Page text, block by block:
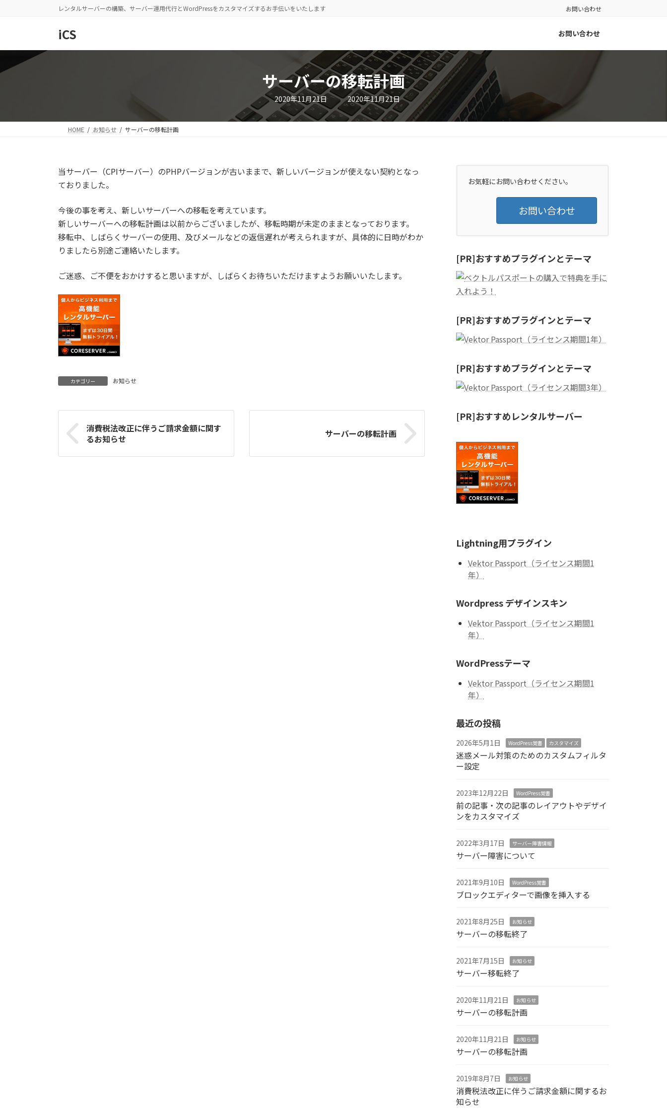
ツ
ス
シ
ン
レンタルサーバーの構築、サーバー運用代行とWordPressをカスタマイズするお手伝いをいたします お問い合わせ
iCS お問い合わせ
サーバーの移転計画
2020年11月21日 最
終
更
新
2020年11月21日
HOME お知らせ サーバーの移転計画
当サーバー（CPIサーバー）のPHPバージョンが古いままで、新しいバージョンが使えない契約となっ
ておりました。
今後の事を考え、新しいサーバーへの移転を考えています。
新しいサーバーへの移転計画は以前からございましたが、移転時期が未定のままとなっております。
移転中、しばらくサーバーの使用、及びメールなどの返信遅れが考えられますが、具体的に日時がわか
りましたら別途ご連絡いたします。
ご迷惑、ご不便をおかけすると思いますが、しばらくお待ちいただけますようお願いいたします。
カテゴリー お知らせ
消費税法改正に伴うご請求金額に関す
るお知らせ
サーバーの移転計画
お気軽にお問い合わせください。
お問い合わせ
[PR]おすすめプラグインとテーマ
[PR]おすすめプラグインとテーマ
[PR]おすすめプラグインとテーマ
[PR]おすすめレンタルサーバー
Lightning用プラグイン
Vektor Passport（ライセンス期間1
年）
Wordpress デザインスキン
Vektor Passport（ライセンス期間1
年）
WordPressテーマ
Vektor Passport（ライセンス期間1
年）
最近の投稿
2026年5月1日 WordPress覚書 カスタマイズ
迷惑メール対策のためのカスタムフィルタ
ー設定
2023年12月22日 WordPress覚書
前の記事・次の記事のレイアウトやデザイ
ンをカスタマイズ
2022年3月17日 サーバー障害情報
サーバー障害について
2021年9月10日 WordPress覚書
ブロックエディターで画像を挿入する
2021年8月25日 お知らせ
サーバーの移転終了
2021年7月15日 お知らせ
サーバー移転終了
2020年11月21日 お知らせ
サーバーの移転計画
2020年11月21日 お知らせ
サーバーの移転計画
2019年8月7日 お知らせ
消費税法改正に伴うご請求金額に関するお
知らせ